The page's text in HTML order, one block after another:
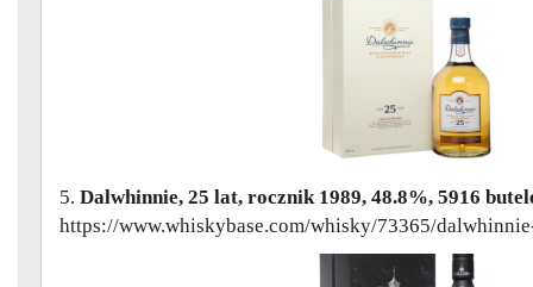
5. Dalwhinnie, 25 lat, rocznik 1989, 48.8%, 5916
https://www.whiskybase.com/whisky/73365/